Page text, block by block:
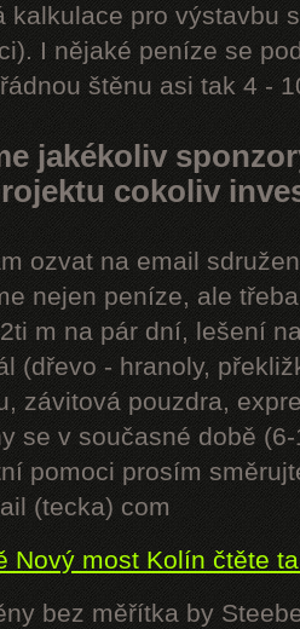
pro výstavbu
I nějaké peníze se
štěnu asi tak 4 -
jakékoliv
cokoliv
ozvat na email
nejen peníze, ale
m na pár dní, lešení
(dřevo - hranoly,
závitová pouzdra,
se v současné době
pomoci prosím
(tecka) com
Nový most Kolín čtěte
bez měřítka by